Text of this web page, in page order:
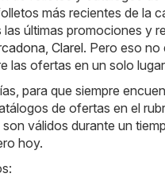
más recientes de la
últimas promociones y
, Clarel. Pero eso no
las ofertas en un solo
para que siempre
de ofertas en el
válidos durante un
hoy.